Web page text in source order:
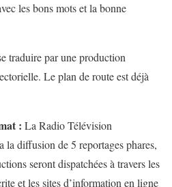
les bons mots et la bonne
traduire par une production
Le plan de route est déjà
: La Radio Télévision
la diffusion de 5 reportages phares,
seront dispatchées à travers les
et les sites d’information en ligne